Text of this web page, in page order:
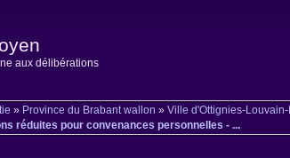
aux délibérations
» Province du Brabant wallon »Ville d'Ottignies-
réduites pour convenances personnelles - ...